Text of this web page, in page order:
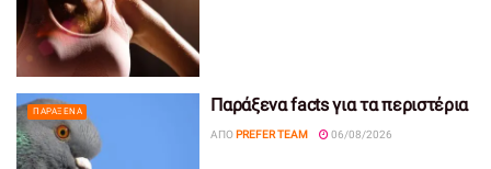
ΠΑΡΆΞΕΝΑ Παράξενα facts για τα περιστέρια
ΑΠΌ PREFER TEAM 06/08/2026